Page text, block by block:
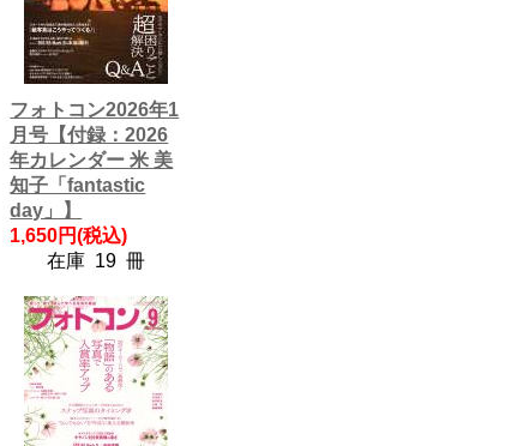
フォトコン2026年1
月号【付録：2026
年カレンダー 米 美
知子「fantastic
day」】
1,650円(税込)
在庫 19 冊